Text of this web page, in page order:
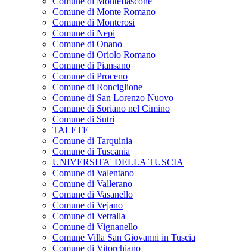
Comune di Monte Romano
Comune di Monterosi
Comune di Nepi
Comune di Onano
Comune di Oriolo Romano
Comune di Piansano
Comune di Proceno
Comune di Ronciglione
Comune di San Lorenzo Nuovo
Comune di Soriano nel Cimino
Comune di Sutri
TALETE
Comune di Tarquinia
Comune di Tuscania
UNIVERSITA' DELLA TUSCIA
Comune di Valentano
Comune di Vallerano
Comune di Vasanello
Comune di Vejano
Comune di Vetralla
Comune di Vignanello
Comune Villa San Giovanni in Tuscia
Comune di Vitorchiano